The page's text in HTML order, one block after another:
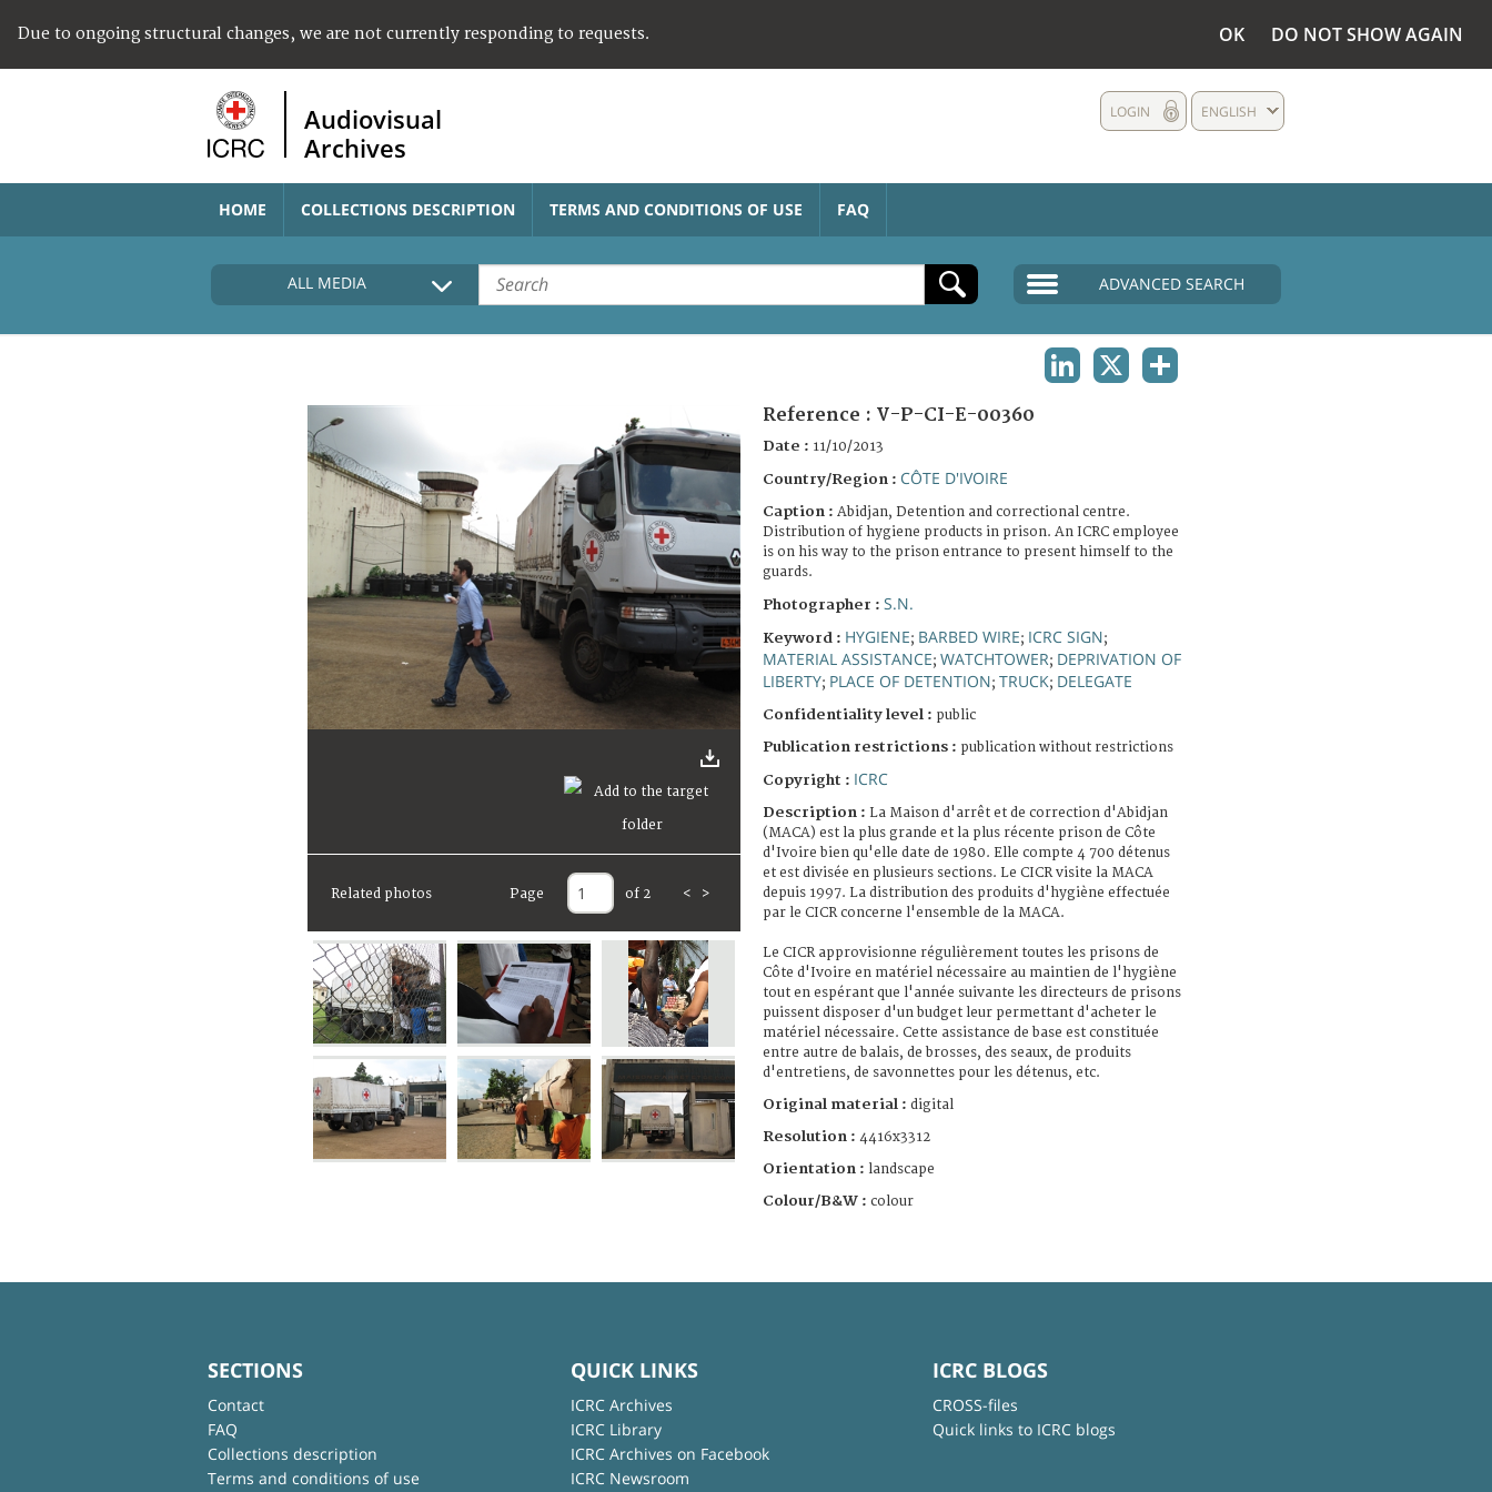
Due to ongoing structural changes, we are not currently responding to requests. OK DO NOT SHOW AGAIN
Audiovisual
Archives
ENGLISH
LOGIN
HOME COLLECTIONS DESCRIPTION TERMS AND CONDITIONS OF USE FAQ
ALL MEDIA ADVANCED SEARCH
Related photos Page of 2 < >
Reference : V-P-CI-E-00360
Date : 11/10/2013
Country/Region : CÔTE D'IVOIRE
Caption : Abidjan, Detention and correctional centre.
Distribution of hygiene products in prison. An ICRC employee
is on his way to the prison entrance to present himself to the
guards.
Photographer : S.N.
Keyword : HYGIENE; BARBED WIRE; ICRC SIGN;
MATERIAL ASSISTANCE; WATCHTOWER; DEPRIVATION OF
LIBERTY; PLACE OF DETENTION; TRUCK; DELEGATE
Confidentiality level : public
Publication restrictions : publication without restrictions
Copyright : ICRC
Description : La Maison d'arrêt et de correction d'Abidjan
(MACA) est la plus grande et la plus récente prison de Côte
d'Ivoire bien qu'elle date de 1980. Elle compte 4 700 détenus
et est divisée en plusieurs sections. Le CICR visite la MACA
depuis 1997. La distribution des produits d'hygiène effectuée
par le CICR concerne l'ensemble de la MACA.
Le CICR approvisionne régulièrement toutes les prisons de
Côte d'Ivoire en matériel nécessaire au maintien de l'hygiène
tout en espérant que l'année suivante les directeurs de prisons
puissent disposer d'un budget leur permettant d'acheter le
matériel nécessaire. Cette assistance de base est constituée
entre autre de balais, de brosses, des seaux, de produits
d'entretiens, de savonnettes pour les détenus, etc.
Original material : digital
Resolution : 4416x3312
Orientation : landscape
Colour/B&W : colour
SECTIONS
Contact
FAQ
Collections description
Terms and conditions of use
QUICK LINKS
ICRC Archives
ICRC Library
ICRC Archives on Facebook
ICRC Newsroom
ICRC BLOGS
CROSS-files
Quick links to ICRC blogs